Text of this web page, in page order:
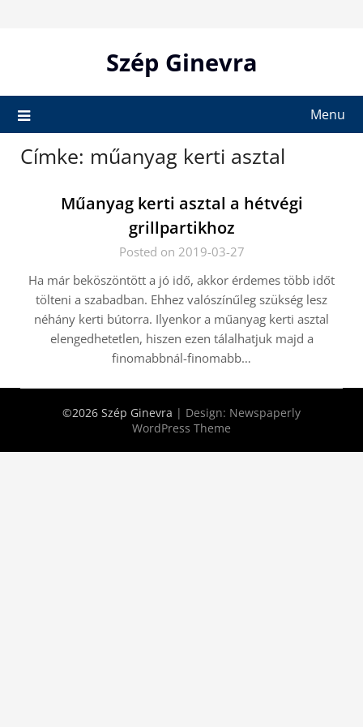
Szép Ginevra
Menu
Címke: műanyag kerti asztal
Műanyag kerti asztal a hétvégi
grillpartikhoz
Posted on 2019-03-27
Ha már beköszöntött a jó idő, akkor érdemes több időt
tölteni a szabadban. Ehhez valószínűleg szükség lesz
néhány kerti bútorra. Ilyenkor a műanyag kerti asztal
elengedhetetlen, hiszen ezen tálalhatjuk majd a
finomabbnál-finomabb…
©2026 Szép Ginevra | Design: Newspaperly
WordPress Theme